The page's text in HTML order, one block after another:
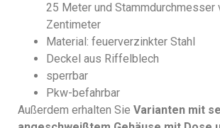
25 Meter und Stammdurchmesser
Zentimeter
Material: feuerverzinkter Stahl
Deckel aus Riffelblech
sperrbar
Pkw-befahrbar
Außerdem erhalten Sie Varianten mit